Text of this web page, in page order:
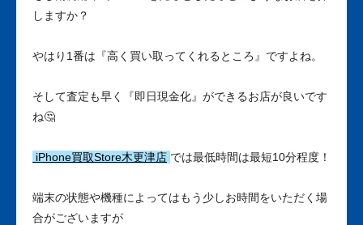
しますか？
やはり1番は『高く買い取ってくれるところ』ですよね。
そして査定も早く『即日現金化』ができるお店が良いです
ね🤔
iPhone買取Store木更津店 では最低時間は最短10分程度！
端末の状態や機種によってはもう少しお時間をいただく場
合がございますが